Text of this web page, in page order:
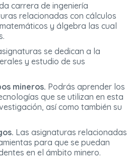
carrera de ingeniería
relacionadas con cálculos
y álgebra las cual
se dedican a la
y estudio de sus
mineros. Podrás aprender los
que se utilizan en esta
así como también su
Las asignaturas relacionadas
para que se puedan
en el ámbito minero.